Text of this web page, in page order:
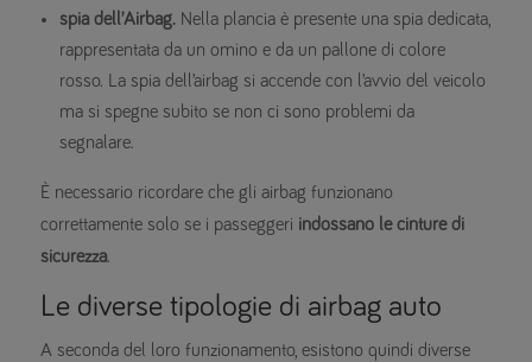
spia dell’Airbag. Nella plancia è presente una spia dedicata,
rappresentata da un omino e da un pallone di colore
rosso. La spia dell’airbag si accende con l’avvio del veicolo
ma si spegne subito se non ci sono problemi da
segnalare.
È necessario ricordare che gli airbag funzionano
correttamente solo se i passeggeri indossano le cinture di
sicurezza.
Le diverse tipologie di airbag auto
A seconda del loro funzionamento, esistono quindi diverse